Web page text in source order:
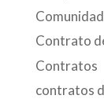
Contrato
Contratos
contratos